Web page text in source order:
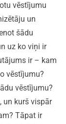
vēstījumu
un
šādu
uz ko viņi ir
ir – kam
vēstījumu?
vēstījumu?
un kurš vispār
Tāpat ir